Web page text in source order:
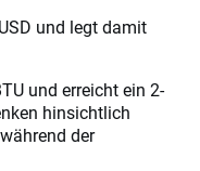
und legt damit
und erreicht ein 2-
hinsichtlich
der